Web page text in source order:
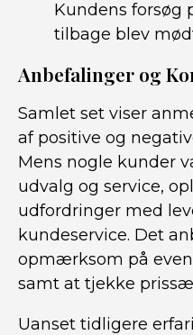
Kundens forsøg
tilbage blev
Anbefalinger og
Samlet set viser
af positive og
Mens nogle kunder
udvalg og service,
udfordringer med
kundeservice. Det
opmærksom på
samt at tjekke
Uanset tidligere